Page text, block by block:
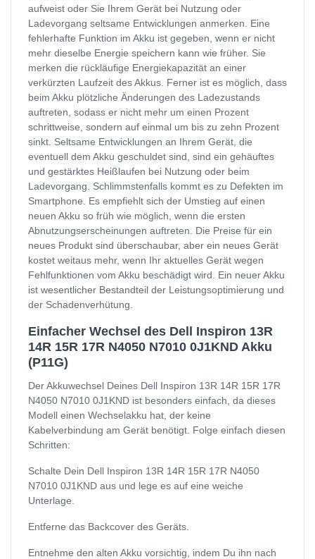
aufweist oder Sie Ihrem Gerät bei Nutzung oder
Ladevorgang seltsame Entwicklungen anmerken. Eine
fehlerhafte Funktion im Akku ist gegeben, wenn er nicht
mehr dieselbe Energie speichern kann wie früher. Sie
merken die rückläufige Energiekapazität an einer
verkürzten Laufzeit des Akkus. Ferner ist es möglich, dass
beim Akku plötzliche Änderungen des Ladezustands
auftreten, sodass er nicht mehr um einen Prozent
schrittweise, sondern auf einmal um bis zu zehn Prozent
sinkt. Seltsame Entwicklungen an Ihrem Gerät, die
eventuell dem Akku geschuldet sind, sind ein gehäuftes
und gestärktes Heißlaufen bei Nutzung oder beim
Ladevorgang. Schlimmstenfalls kommt es zu Defekten im
Smartphone. Es empfiehlt sich der Umstieg auf einen
neuen Akku so früh wie möglich, wenn die ersten
Abnutzungserscheinungen auftreten. Die Preise für ein
neues Produkt sind überschaubar, aber ein neues Gerät
kostet weitaus mehr, wenn Ihr aktuelles Gerät wegen
Fehlfunktionen vom Akku beschädigt wird. Ein neuer Akku
ist wesentlicher Bestandteil der Leistungsoptimierung und
der Schadenverhütung.
Einfacher Wechsel des Dell Inspiron 13R
14R 15R 17R N4050 N7010 0J1KND Akku
(P11G)
Der Akkuwechsel Deines Dell Inspiron 13R 14R 15R 17R
N4050 N7010 0J1KND ist besonders einfach, da dieses
Modell einen Wechselakku hat, der keine
Kabelverbindung am Gerät benötigt. Folge einfach diesen
Schritten:
Schalte Dein Dell Inspiron 13R 14R 15R 17R N4050
N7010 0J1KND aus und lege es auf eine weiche
Unterlage.
Entferne das Backcover des Geräts.
Entnehme den alten Akku vorsichtig, indem Du ihn nach